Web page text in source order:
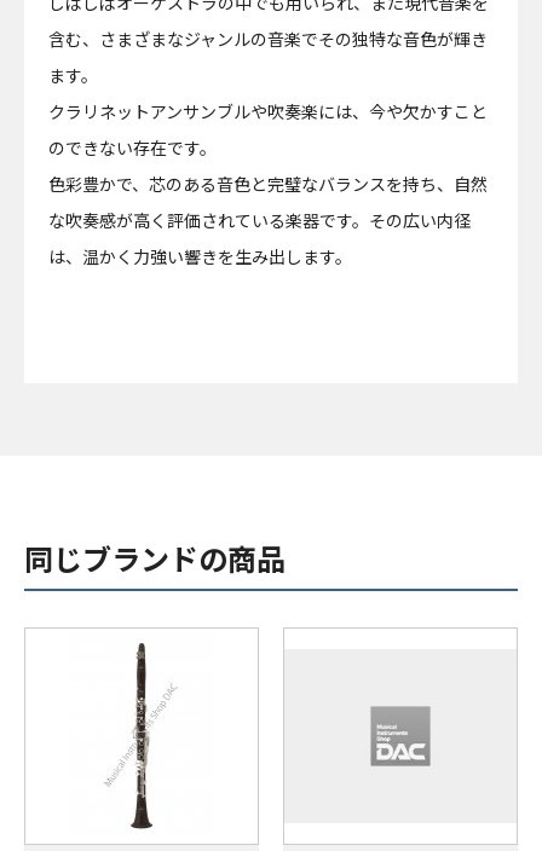
含む、さまざまなジャンルの音楽でその独特な音色が輝き
ます。
クラリネットアンサンブルや吹奏楽には、今や欠かすこと
のできない存在です。
色彩豊かで、芯のある音色と完璧なバランスを持ち、自然
な吹奏感が高く評価されている楽器です。その広い内径
は、温かく力強い響きを生み出します。
同じブランドの商品